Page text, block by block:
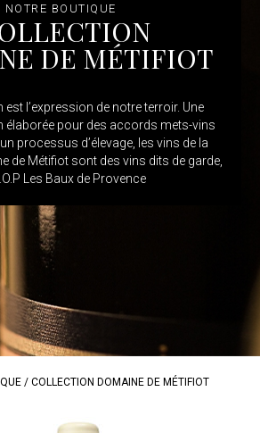
NOTRE BOUTIQUE
DE MÉTIFIOT
est l’expression de notre terroir. Une
élaborée pour des accords mets-vins
processus d’élevage, les vins de la
de Métifiot sont des vins dits de garde,
Les Baux de Provence
/ COLLECTION DOMAINE DE MÉTIFIOT